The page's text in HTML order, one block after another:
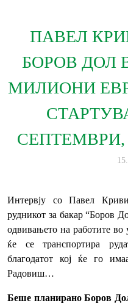
ПАВЕЛ
БОРОВ ДОЛ
МИЛИОНИ
Интервју со Павел
рудникот за бакар “Боров
одвивањето на работите во
ќе се транспортира
благодатот кој ќе го
Радовиш…
Беше планирано Боров